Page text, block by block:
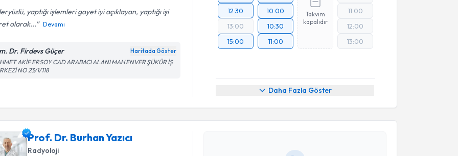
yaptığı işlemleri gayet iyi açıklayan, yaptığı işi
olarak...
Devamı
Dr. Firdevs Güçer Haritada Göster
AKİF ERSOY CAD ARABACI ALANI MAH ENVER ŞÜKÜR İŞ
NO 23/1/118
12:30
13:00
15:00
10:00
10:30
11:00
Takvim
kapalıdır
11:00
12:00
13:00
Daha Fazla Göster
Prof. Dr. Burhan Yazıcı
Radyoloji
Randevu Takvimi Talebi